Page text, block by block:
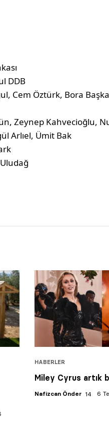
DDB
Cem Öztürk, Bora
Zeynep Kahvecioğlu,
Arlıel, Ümit Bak
HABERLER
Miley Cyrus artık
Nafizcan Önder 6